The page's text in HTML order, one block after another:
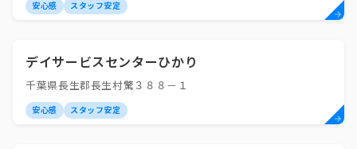
安心感 スタッフ安定
デイサービスセンターひかり
千葉県長生郡長生村驚３８８－１
安心感 スタッフ安定